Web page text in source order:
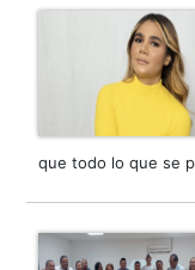
que todo lo que se